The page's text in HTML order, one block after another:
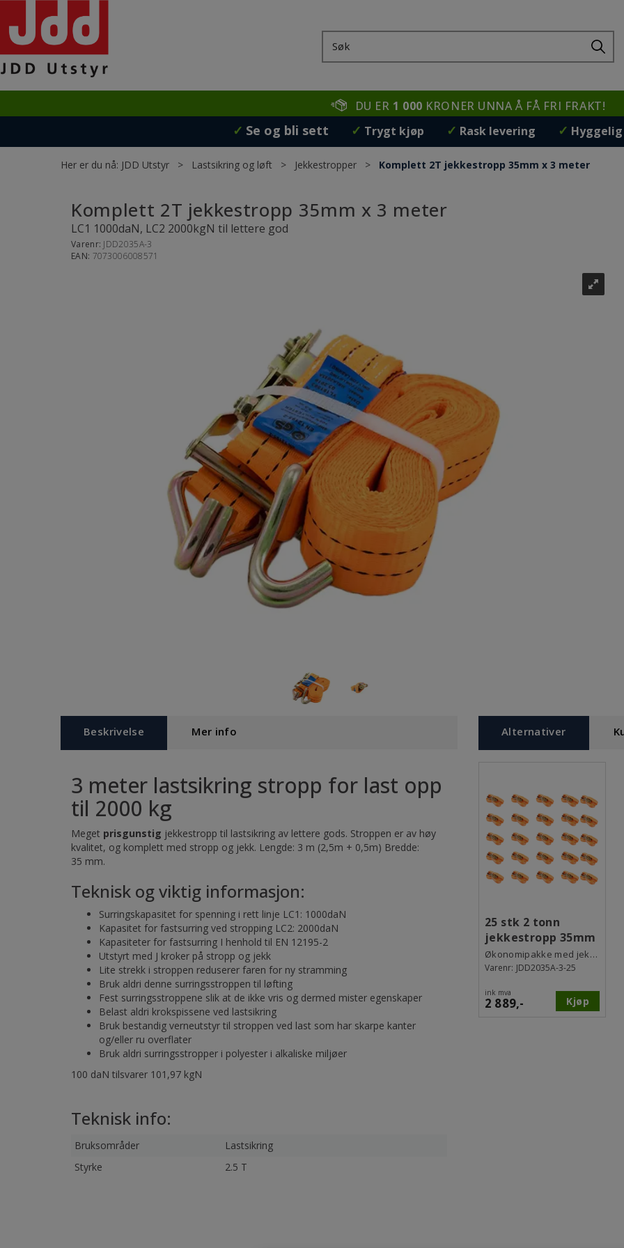
DU ER 1 000 KRONER UNNA Å FÅ FRI FRAKT!
✓ Se og bli sett ✓ Trygt kjøp ✓ Rask levering ✓
Her er du nå: JDD Utstyr > Lastsikring og løft > Jekkestropper > Komplett 2T jekkestropp 35mm x 3 meter
Komplett 2T jekkestropp 35mm x 3 meter
LC1 1000daN, LC2 2000kgN til lettere god
Varenr: JDD2035A-3
EAN: 7073006008571
Beskrivelse Mer info
3 meter lastsikring stropp for last opp
til 2000 kg
Meget prisgunstig jekkestropp til lastsikring av lettere gods. Stroppen er av høy
kvalitet, og komplett med stropp og jekk. Lengde: 3 m (2,5m + 0,5m) Bredde:
35 mm.
Teknisk og viktig informasjon:
Surringskapasitet for spenning i rett linje LC1: 1000daN
Kapasitet for fastsurring ved stropping LC2: 2000daN
Kapasiteter for fastsurring I henhold til EN 12195-2
Utstyrt med J kroker på stropp og jekk
Lite strekk i stroppen reduserer faren for ny stramming
Bruk aldri denne surringsstroppen til løfting
Fest surringsstroppene slik at de ikke vris og dermed mister egenskaper
Belast aldri krokspissene ved lastsikring
Bruk bestandig verneutstyr til stroppen ved last som har skarpe kanter
og/eller ru overflater
Bruk aldri surringsstropper i polyester i alkaliske miljøer
100 daN tilsvarer 101,97 kgN
Teknisk info:
Bruksområder
Lastsikring
Styrke
2.5 T
Alternativer
25 stk 2 tonn
jekkestropp 35mm
x 3 meter
Økonomipakke med jekkestropper
Varenr: JDD2035A-3-25
ink mva
2 889,- Kjøp